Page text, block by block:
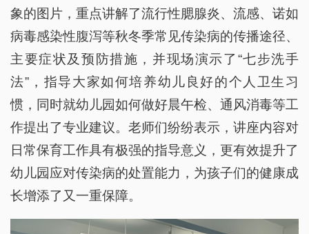
象的图片，重点讲解了流行性腮腺炎、流感、诺如
病毒感染性腹泻等秋冬季常见传染病的传播途径、
主要症状及预防措施，并现场演示了“七步洗手
法”，指导大家如何培养幼儿良好的个人卫生习
惯，同时就幼儿园如何做好晨午检、通风消毒等工
作提出了专业建议。老师们纷纷表示，讲座内容对
日常保育工作具有极强的指导意义，更有效提升了
幼儿园应对传染病的处置能力，为孩子们的健康成
长增添了又一重保障。